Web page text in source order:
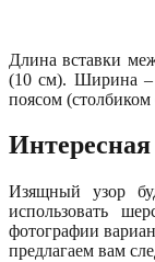
Длина вставки
(10 см). Ширина –
поясом (столбиком
Изящный узор
использовать
фотографии
предлагаем вам